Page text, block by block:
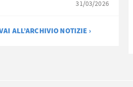
31/03/2026
ALL’ARCHIVIO NOTIZIE ›